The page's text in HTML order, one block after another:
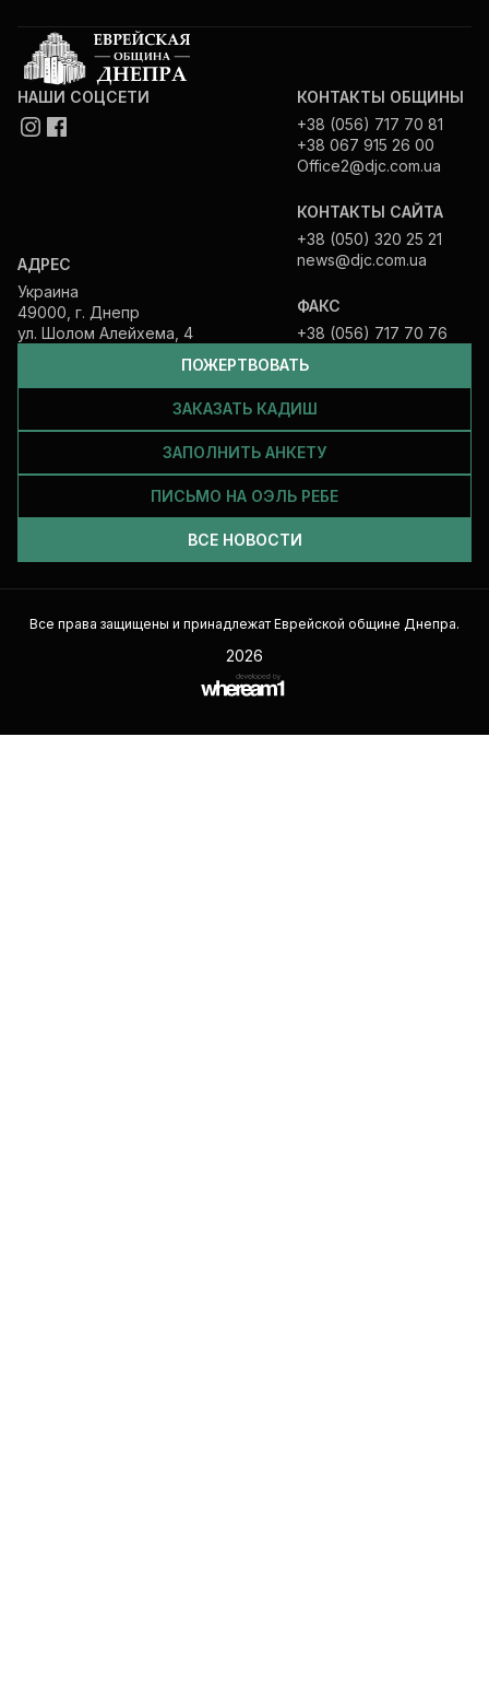
ПОЖЕРТВОВАТЬ
ЗАКАЗАТЬ КАДИШ
ЗАПОЛНИТЬ АНКЕТУ
ПИСЬМО НА ОЭЛЬ РЕБЕ
ВСЕ НОВОСТИ
НАШИ СОЦСЕТИ
АДРЕС
Украина
49000, г. Днепр
ул. Шолом Алейхема, 4
КОНТАКТЫ ОБЩИНЫ
+38 (056) 717 70 81
+38 067 915 26 00
Office2@djc.com.ua
КОНТАКТЫ САЙТА
+38 (050) 320 25 21
news@djc.com.ua
ФАКС
+38 (056) 717 70 76
Все права защищены и принадлежат Еврейской общине Днепра.
2026